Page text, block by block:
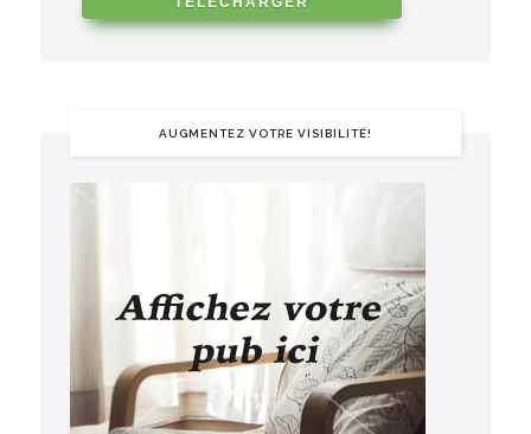
AUGMENTEZ VOTRE VISIBILITÉ!